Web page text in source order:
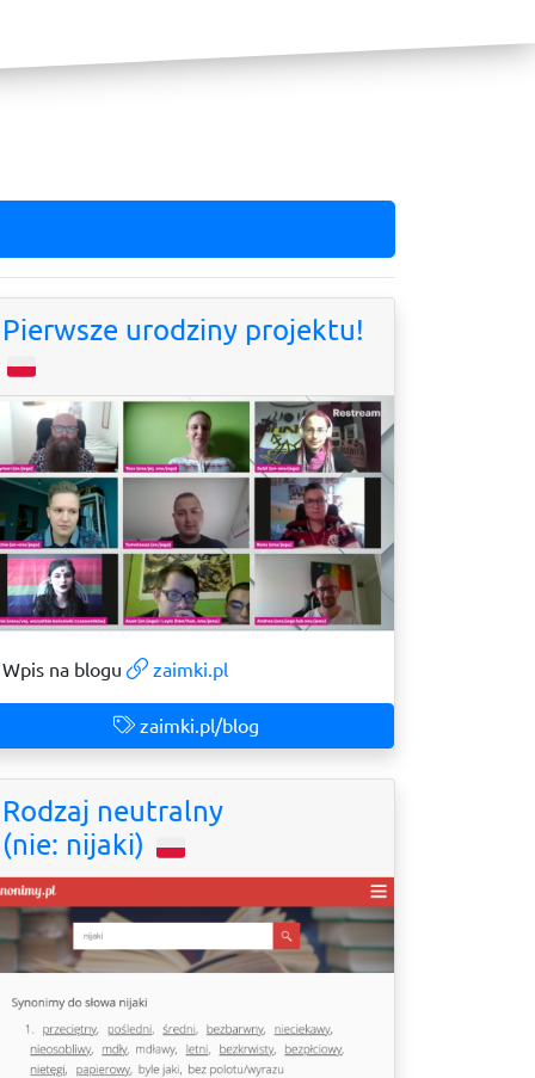
Pierwsze urodziny projektu!
Wpis na blogu zaimki.pl
zaimki.pl/blog
Rodzaj neutralny
(nie: nijaki)